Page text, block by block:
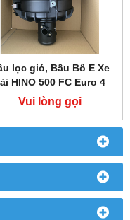
lọc gió, Bầu Bô E Xe
HINO 500 FC Euro 4
Vui lòng gọi